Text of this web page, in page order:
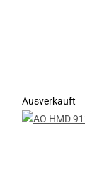
Ausverkauft